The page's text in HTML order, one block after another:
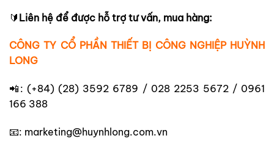
🔰 Liên hệ để được hỗ trợ tư vấn, mua hàng:
CÔNG TY CỔ PHẦN THIẾT BỊ CÔNG NGHIỆP HUỲNH
LONG
📲: (+84) (28) 3592 6789 / 028 2253 5672 / 0961
166 388
📧: marketing@huynhlong.com.vn